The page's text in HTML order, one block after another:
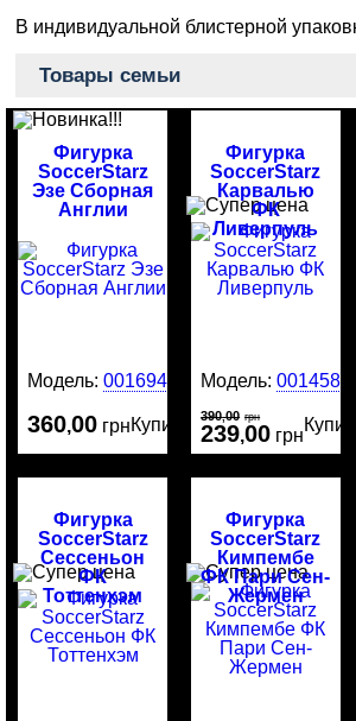
В индивидуальной блистерной
Товары семьи
Фигурка
SoccerStarz
Эзе Сборная
Англии
Модель:0016946
360,00 грнКупить
Фигурка
SoccerStarz
Карвалью
ФК
Ливерпуль
Модель:0014581
390,00 грн
239,00 грн
Купить
Фигурка
SoccerStarz
Сессеньон
ФК
Тоттенхэм
Фигурка
SoccerStarz
Кимпембе
ФК Пари Сен-
Жермен